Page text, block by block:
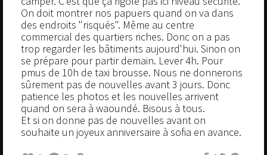
On doit montrer nos papuers quand on va dans
des endroits "risqués". Même au centre
commercial des quartiers riches. Donc on a pas
trop regarder les bâtiments aujourd'hui. Sinon on
se prépare pour partir demain. Lever 4h. Pour
pmus de 10h de taxi brousse. Nous ne donnerons
sûrement pas de nouvelles avant 3 jours. Donc
patience les photos et les nouvelles arrivent
quand on sera à waoundé. Bisous à tous.
Et si on donne pas de nouvelles avant on
souhaite un joyeux anniversaire à sofia en avance.